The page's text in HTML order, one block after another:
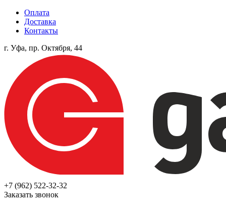
Оплата
Доставка
Контакты
г. Уфа, пр. Октября, 44
+7 (962) 522-32-32
Заказать звонок